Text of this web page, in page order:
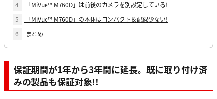
4
「MiVue™ M760D」は前後のカメラを別設定している!
5
「MiVue™ M760D」の本体はコンパクト＆配線少ない!
6
まとめ
保証期間が1年から3年間に延長。既に取り付け済
みの製品も保証対象!!